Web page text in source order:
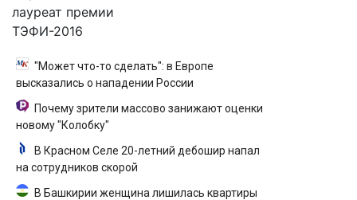
лауреат премии
ТЭФИ-2016
"Может что-то сделать": в Европе
высказались о нападении России
Почему зрители массово занижают оценки
новому "Колобку"
В Красном Селе 20-летний дебошир напал
на сотрудников скорой
В Башкирии женщина лишилась квартиры